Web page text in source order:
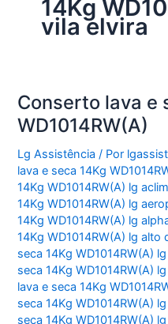
14Kg
vila elvira
Conserto lava e
WD1014RW(A)
Lg Assistência / Por
lava e seca 14Kg
14Kg WD1014RW(A) lg
14Kg WD1014RW(A) lg
14Kg WD1014RW(A) lg
14Kg WD1014RW(A) lg alto
seca 14Kg WD1014RW(A)
seca 14Kg WD1014RW(A)
lava e seca 14Kg
seca 14Kg WD1014RW(A)
seca 14Kg WD1014RW(A)